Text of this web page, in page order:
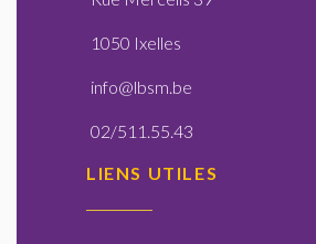
1050 Ixelles
info@lbsm.be
02/511.55.43
LIENS UTILES